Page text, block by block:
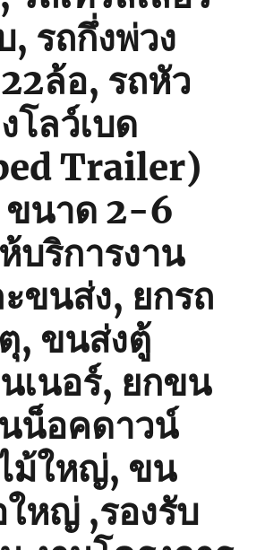
, รถกึ่งพ่วง
ล้อ, รถหัว
โลว์เบด
Trailer)
ขนาด 2-6
บริการงาน
ขนส่ง, ยกรถ
, ขนส่งตู้
เนอร์, ยกขน
น็อคดาวน์
ม้ใหญ่, ขน
ใหญ่ ,รองรับ